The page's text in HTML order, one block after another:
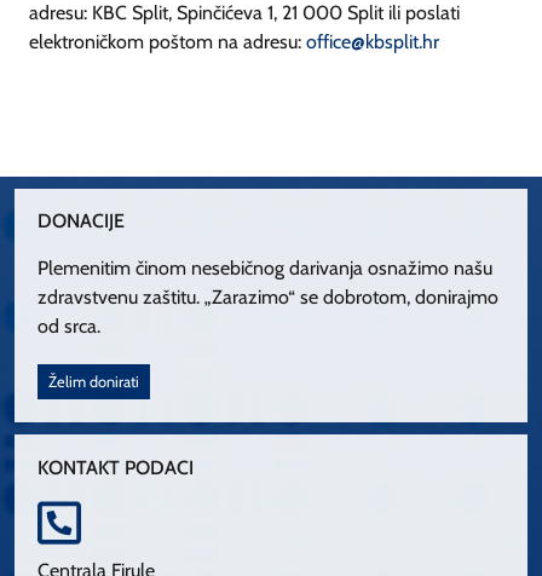
adresu: KBC Split, Spinčićeva 1, 21 000 Split ili poslati
elektroničkom poštom na adresu: office@kbsplit.hr
DONACIJE
Plemenitim činom nesebičnog darivanja osnažimo našu
zdravstvenu zaštitu. „Zarazimo“ se dobrotom, donirajmo
od srca.
Želim donirati
KONTAKT PODACI
Centrala Firule